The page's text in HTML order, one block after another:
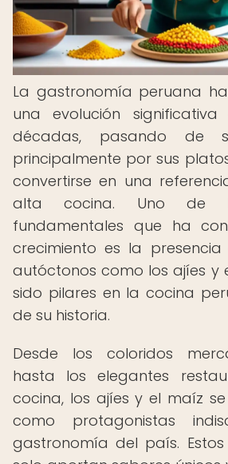
La gastronomía peruana
una evolución
décadas, pasando de
principalmente por sus
convertirse en una
alta cocina. Uno de
fundamentales que ha
crecimiento es la presencia
autóctonos como los ajíes y
sido pilares en la cocina
de su historia.
Desde los coloridos
hasta los elegantes
cocina, los ajíes y el maíz
como protagonistas
gastronomía del país.